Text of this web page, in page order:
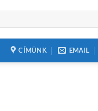
CÍMÜNK EMAIL